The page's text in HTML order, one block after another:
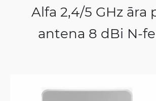
Alfa 2,4/5 GHz āra
antena 8 dBi N-